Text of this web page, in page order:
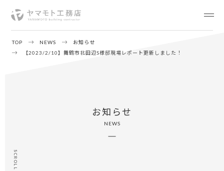
TOP NEWS
お知らせ
【2023/2/10】舞鶴市北田辺S様邸現場レポート更新しました！
SCROLL
お知らせ
NEWS